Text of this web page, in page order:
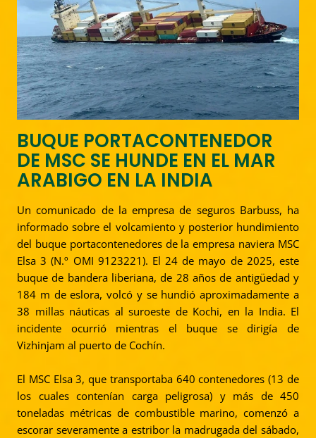
BUQUE PORTACONTENEDOR
DE MSC SE HUNDE EN EL MAR
ARABIGO EN LA INDIA
Un comunicado de la empresa de seguros Barbuss, ha
informado sobre el volcamiento y posterior hundimiento
del buque portacontenedores de la empresa naviera MSC
Elsa 3 (N.º OMI 9123221). El 24 de mayo de 2025, este
buque de bandera liberiana, de 28 años de antigüedad y
184 m de eslora, volcó y se hundió aproximadamente a
38 millas náuticas al suroeste de Kochi, en la India. El
incidente ocurrió mientras el buque se dirigía de
Vizhinjam al puerto de Cochín.
El MSC Elsa 3, que transportaba 640 contenedores (13 de
los cuales contenían carga peligrosa) y más de 450
toneladas métricas de combustible marino, comenzó a
escorar severamente a estribor la madrugada del sábado,